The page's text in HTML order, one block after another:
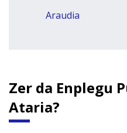
Araudia
Zer da Enplegu
Ataria?